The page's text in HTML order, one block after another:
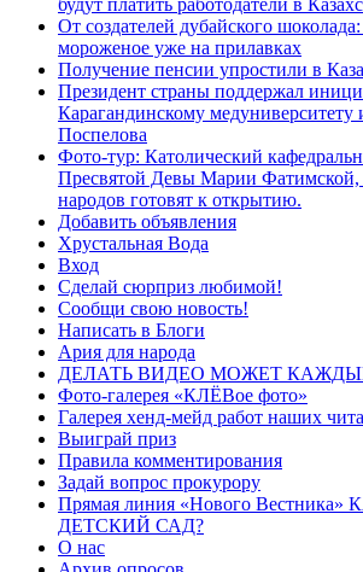
От создателей дубайского
мороженое уже на прилавках
Получение пенсии упростили в
Президент страны поддержал
Карагандинскому медуниверситету
Поспелова
Фото-тур: Католический
Пресвятой Девы Марии Фатимской,
народов готовят к открытию.
Добавить объявления
Хрустальная Вода
Вход
Сделай сюрприз любимой!
Сообщи свою новость!
Написать в Блоги
Ария для народа
ДЕЛАТЬ ВИДЕО МОЖЕТ
Фото-галерея «КЛЁВое фото»
Галерея хенд-мейд работ наших
Выиграй приз
Правила комментирования
Задай вопрос прокурору
Прямая линия «Нового
ДЕТСКИЙ САД?
О нас